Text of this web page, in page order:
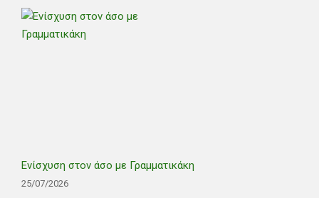
Ενίσχυση στον άσο με Γραμματικάκη
25/07/2026